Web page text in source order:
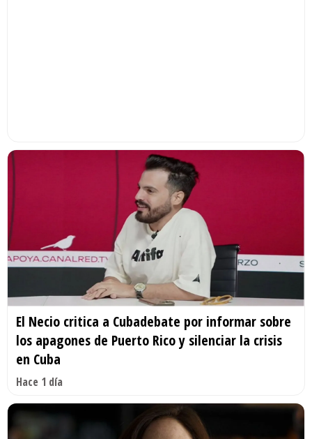
El Necio critica a Cubadebate por informar sobre
los apagones de Puerto Rico y silenciar la crisis
en Cuba
Hace 1 día